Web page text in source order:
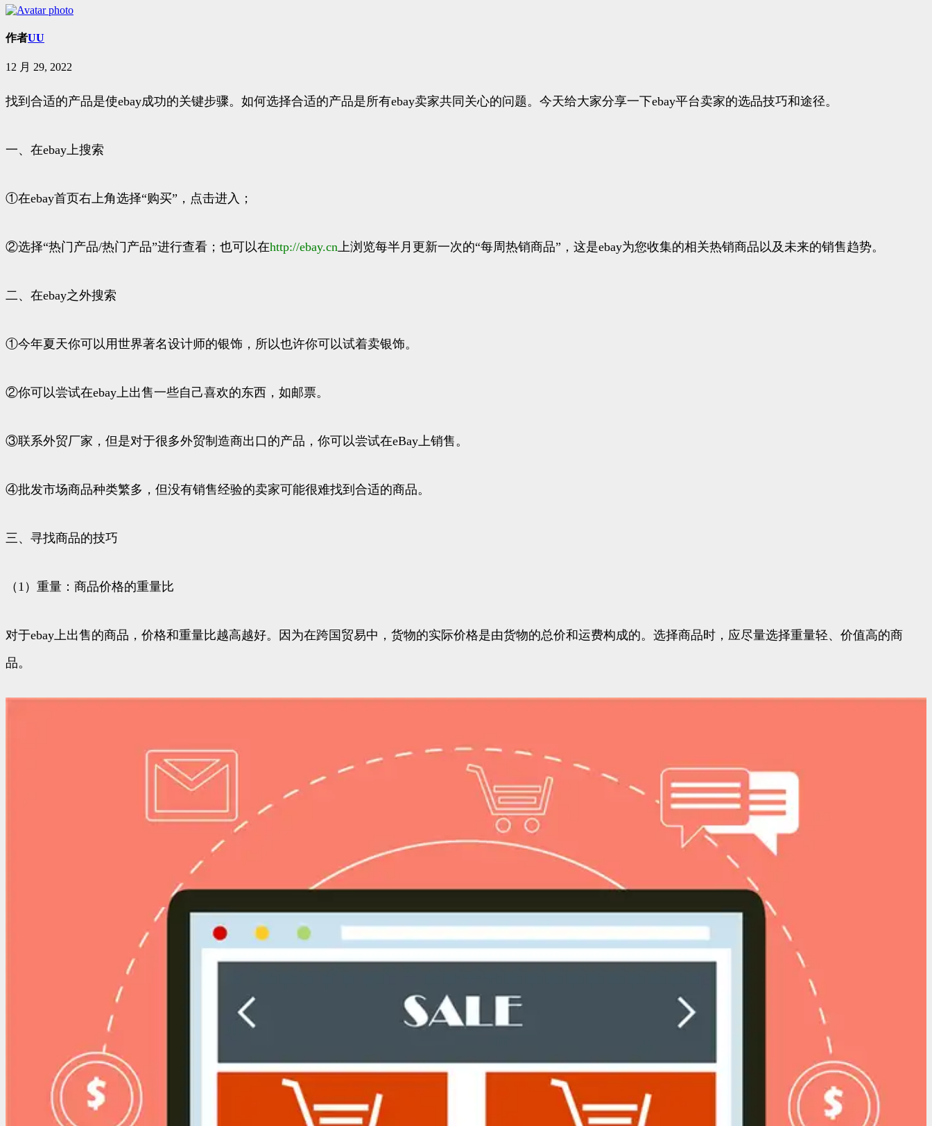
作者UU
12 月 29, 2022
找到合适的产品是使ebay成功的关键步骤。如何选择合适的产品是所有ebay卖家共同关心的问题。今天给大家分享一下ebay平台卖家的选品技巧和途径。
一、在ebay上搜索
①在ebay首页右上角选择“购买”，点击进入；
②选择“热门产品/热门产品”进行查看；也可以在http://ebay.cn上浏览每半月更新一次的“每周热销商品”，这是ebay为您收集的相关热销商品以及未来的销售趋势。
二、在ebay之外搜索
①今年夏天你可以用世界著名设计师的银饰，所以也许你可以试着卖银饰。
②你可以尝试在ebay上出售一些自己喜欢的东西，如邮票。
③联系外贸厂家，但是对于很多外贸制造商出口的产品，你可以尝试在eBay上销售。
④批发市场商品种类繁多，但没有销售经验的卖家可能很难找到合适的商品。
三、寻找商品的技巧
（1）重量：商品价格的重量比
对于ebay上出售的商品，价格和重量比越高越好。因为在跨国贸易中，货物的实际价格是由货物的总价和运费构成的。选择商品时，应尽量选择重量轻、价值高的商
品。